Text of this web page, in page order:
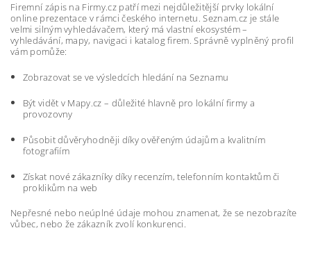
Firemní zápis na Firmy.cz patří mezi nejdůležitější prvky lokální
online prezentace v rámci českého internetu. Seznam.cz je stále
velmi silným vyhledávačem, který má vlastní ekosystém –
vyhledávání, mapy, navigaci i katalog firem. Správně vyplněný profil
vám pomůže:
Zobrazovat se ve výsledcích hledání na Seznamu
Být vidět v Mapy.cz – důležité hlavně pro lokální firmy a
provozovny
Působit důvěryhodněji díky ověřeným údajům a kvalitním
fotografiím
Získat nové zákazníky díky recenzím, telefonním kontaktům či
proklikům na web
Nepřesné nebo neúplné údaje mohou znamenat, že se nezobrazíte
vůbec, nebo že zákazník zvolí konkurenci.